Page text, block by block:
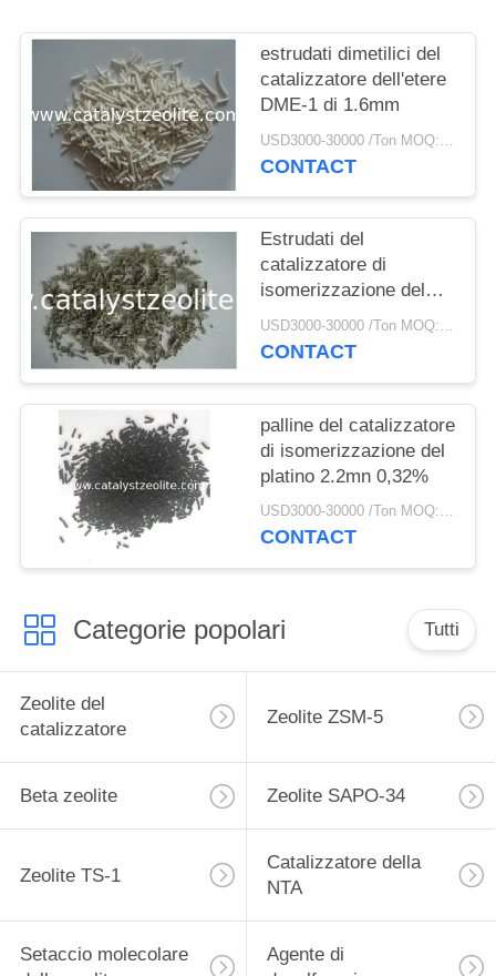
POLICY
estrudati dimetilici del
catalizzatore dell'etere
DME-1 di 1.6mm
USD3000-30000 /Ton MOQ:1 chilogrammo
CONTACT
Estrudati del
catalizzatore di
isomerizzazione del
platino SKI-110 0,046%USD3000-30000 /Ton MOQ:1 chilogrammo
CONTACT
palline del catalizzatore
di isomerizzazione del
platino 2.2mn 0,32%
USD3000-30000 /Ton MOQ:1 chilogrammo
CONTACT
Categorie popolari Tutti
Zeolite del
catalizzatore
Zeolite ZSM-5
Beta zeolite Zeolite SAPO-34
Zeolite TS-1
Catalizzatore della
NTA
Setaccio molecolare
Agente di